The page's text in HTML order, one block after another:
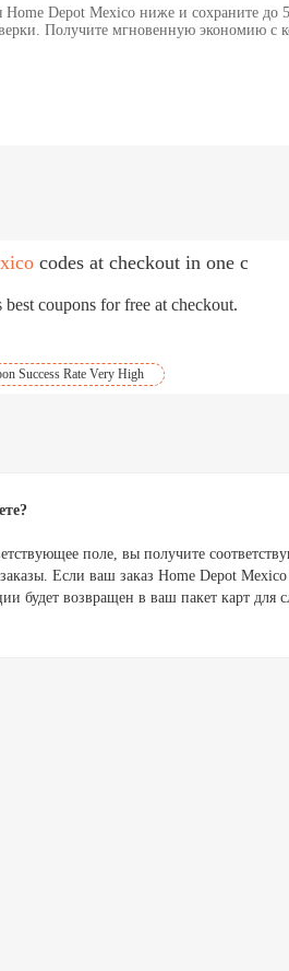
Depot Mexico ниже и сохраните до
Получите мгновенную экономию с
codes at checkout in one click.
coupons for free at checkout.
Success Rate Very High
поле, вы получите
Если ваш заказ Home Depot Mexico
будет возвращен в ваш пакет карт для